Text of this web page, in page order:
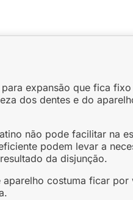
expansão que fica
dos dentes e do
não pode facilitar na
podem levar a
da disjunção.
costuma ficar por